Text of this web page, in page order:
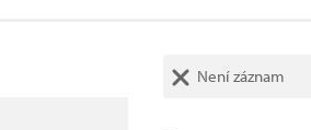
Není záznam